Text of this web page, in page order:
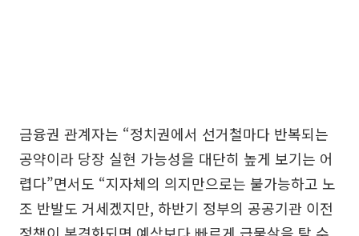
금융권 관계자는 “정치권에서 선거철마다 반복되는
공약이라 당장 실현 가능성을 대단히 높게 보기는 어
렵다”면서도 “지자체의 의지만으로는 불가능하고 노
조 반발도 거세겠지만, 하반기 정부의 공공기관 이전